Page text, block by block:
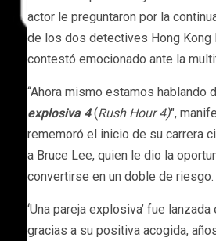
actor le preguntaron por la
de los dos detectives Hong Kong
contestó emocionado ante la
“Ahora mismo estamos hablando
explosiva 4(Rush Hour 4)″,
rememoró el inicio de su carrera
a Bruce Lee, quien le dio la
convertirse en un doble de riesgo.
‘Una pareja explosiva’ fue
gracias a su positiva acogida,